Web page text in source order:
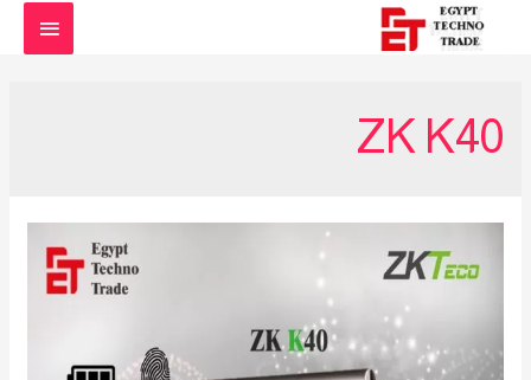
ZK K40